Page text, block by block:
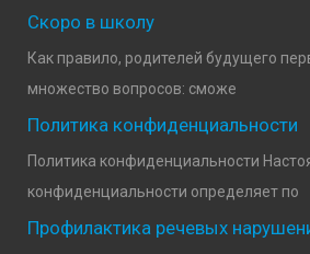
Скоро в школу
Как правило, родителей будущего
множество вопросов: сможе
Политика конфиденциальности
Политика конфиденциальности
конфиденциальности определяет по
Профилактика речевых